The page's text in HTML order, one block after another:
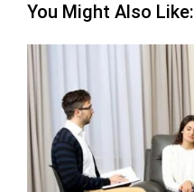
You Might Also Like: